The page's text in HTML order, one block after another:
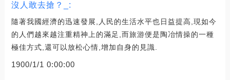
沒人敢去搶？_:
隨著我國經濟的迅速發展,人民的生活水平也日益提高,現如今
的人們越來越注重精神上的滿足,而旅游便是陶冶情操的一種
極佳方式,還可以放松心情,增加自身的見識.
1900/1/1 0:00:00